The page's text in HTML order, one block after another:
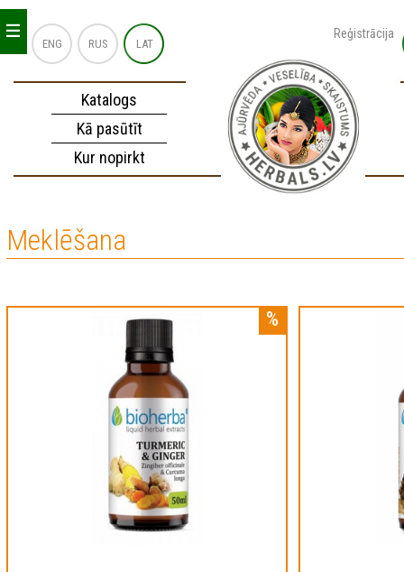
ENG RUS LAT
Reģistrācija
Katalogs
Kā pasūtīt
Kur nopirkt
_
_
_
Meklēšana